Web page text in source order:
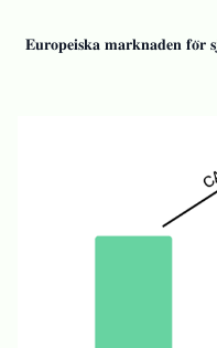
𝐄𝐮𝐫𝐨𝐩𝐞𝐢𝐬𝐤𝐚 𝐦𝐚𝐫𝐤𝐧𝐚𝐝𝐞𝐧 𝐟𝐨̈𝐫